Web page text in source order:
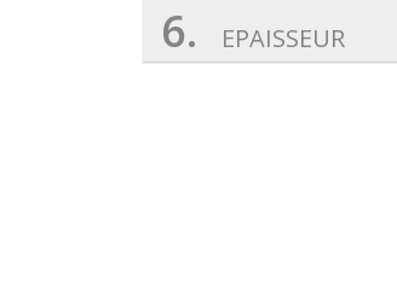
6. EPAISSEUR